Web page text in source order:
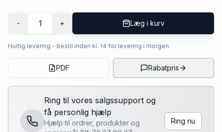
- 1 + Læg i kurv
Hurtig levering - bestil inden kl. 14 for levering i morgen
PDF Rabatpris
Ring til vores salgssupport og
få personlig hjælp
Hjælp til ordrer, produkter og
Ring nu